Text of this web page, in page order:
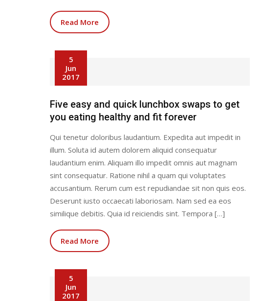
Read More
5
Jun
2017
Five easy and quick lunchbox swaps to get
you eating healthy and fit forever
Qui tenetur doloribus laudantium. Expedita aut impedit in
illum. Soluta id autem dolorem aliquid consequatur
laudantium enim. Aliquam illo impedit omnis aut magnam
sint consequatur. Ratione nihil a quam qui voluptates
accusantium. Rerum cum est repudiandae sit non quis eos.
Deserunt iusto occaecati laboriosam. Nam sed ea eos
similique debitis. Quia id reiciendis sint. Tempora […]
Read More
5
Jun
2017